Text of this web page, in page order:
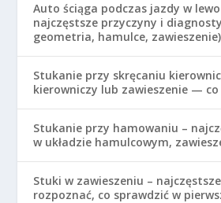
Auto ściąga podczas jazdy w
najczęstsze przyczyny i
geometria, hamulce, zawieszenie)
Stukanie przy skręcaniu
kierowniczy lub zawieszenie —
Stukanie przy hamowaniu –
w układzie hamulcowym,
Stuki w zawieszeniu –
rozpoznać, co sprawdzić w